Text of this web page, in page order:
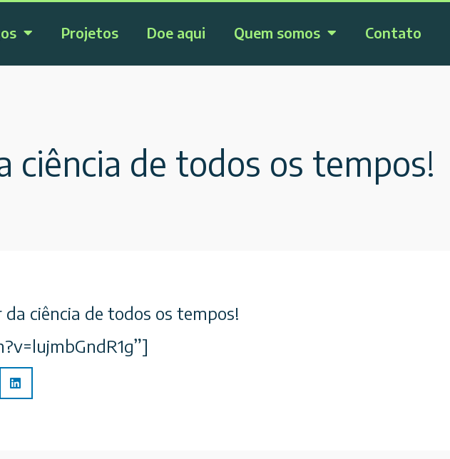
Projetos Doe aqui Quem somos Contato
ciência de todos os tempos!
ciência de todos os tempos!